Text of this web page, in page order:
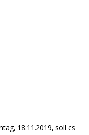
18.11.2019, soll es